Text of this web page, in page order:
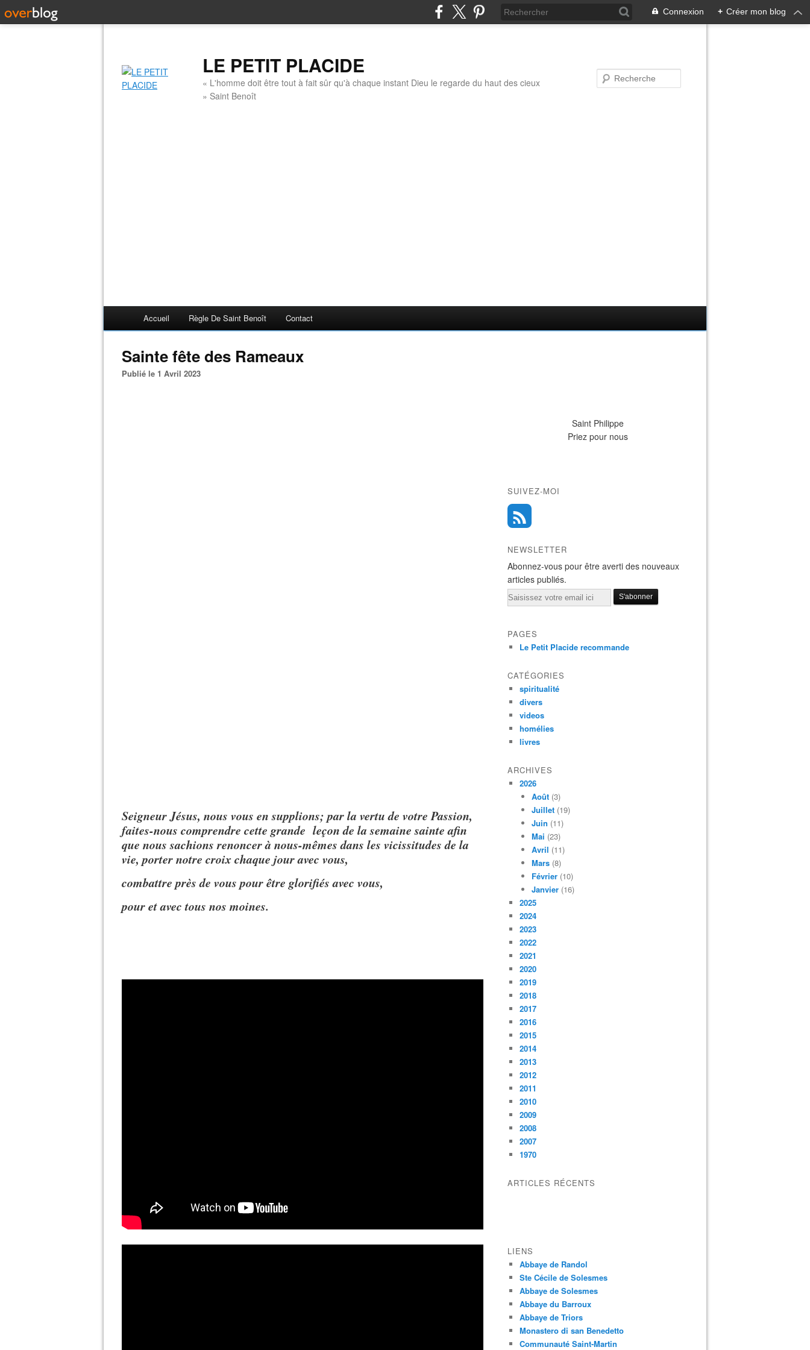
Connexion + Créer mon blog
LE PETIT PLACIDE
« L'homme doit être tout à fait sûr qu'à chaque instant Dieu le regarde du haut des cieux
» Saint Benoît
Accueil Règle De Saint Benoît Contact
Sainte fête des Rameaux
Publié le 1 Avril 2023
Seigneur Jésus, nous vous en supplions; par la vertu de votre Passion,
faites-nous comprendre cette grande leçon de la semaine sainte afin
que nous sachions renoncer à nous-mêmes dans les vicissitudes de la
vie, porter notre croix chaque jour avec vous,
combattre près de vous pour être glorifiés avec vous,
pour et avec tous nos moines.
Saint Philippe
Priez pour nous
SUIVEZ-MOI
NEWSLETTER
Abonnez-vous pour être averti des nouveaux
articles publiés.
Email
PAGES
Le Petit Placide recommande
CATÉGORIES
spiritualité
divers
videos
homélies
livres
ARCHIVES
2026
Août (3)
Juillet (19)
Juin (11)
Mai (23)
Avril (11)
Mars (8)
Février (10)
Janvier (16)
2025
2024
2023
2022
2021
2020
2019
2018
2017
2016
2015
2014
2013
2012
2011
2010
2009
2008
2007
1970
ARTICLES RÉCENTS
LIENS
Abbaye de Randol
Ste Cécile de Solesmes
Abbaye de Solesmes
Abbaye du Barroux
Abbaye de Triors
Monastero di san Benedetto
Communauté Saint-Martin